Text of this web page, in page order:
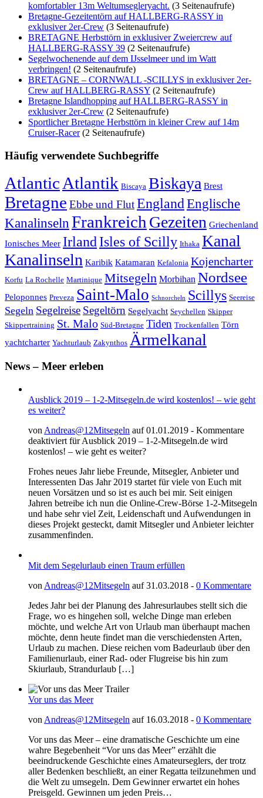
komfortabler 13m Weltumsegleryacht. (3 Seitenaufrufe)
Bretagne-Gezeitentörn auf HALLBERG-RASSY in
exklusiver 2er-Crew (3 Seitenaufrufe)
BRETAGNE Herbsttörn in exklusiver Zweiercrew auf
HALLBERG-RASSY 39 (2 Seitenaufrufe)
Segelwochenende auf dem IJsselmeer und im Watt
verbringen! (2 Seitenaufrufe)
BRETAGNE – CORNWALL -SCILLYS in exklusiver 2er-
Crew auf HALLBERG-RASSY (2 Seitenaufrufe)
Bretagne Islandhopping auf HALLBERG-RASSY in
exklusiver 2er-Crew (2 Seitenaufrufe)
Sportlicher Bretagne Herbsttörn in kleiner Crew auf 14m
Cruiser-Racer(2 Seitenaufrufe)
Häufig verwendete Suchbegriffe
Atlantic Atlantik Biscaya Biskaya Brest
Bretagne Ebbe und Flut EnglandEnglische
Kanalinseln Frankreich Gezeiten Griechenland
Ionisches Meer Irland Isles of Scilly Ithaka Kanal
Kanalinseln Karibik Katamaran Kefalonia Kojencharter
Korfu La Rochelle Martinique Mitsegeln Morbihan Nordsee
Peloponnes Preveza Saint-Malo Schnorcheln Scillys Seereise
Segeln Segelreise Segeltörn Segelyacht Seychellen Skipper
Skippertraining St. Malo Süd-Bretagne Tiden Trockenfallen Törn
yachtcharter Yachturlaub Zakynthos Ärmelkanal
News – Meer erleben
Ausblick 2019 – 1-2-Mitsegeln.de wird kostenlos! – wie geht
es weiter?
von Andreas@12Mitsegeln auf 01.01.2019 - Kommentare
deaktiviert für Ausblick 2019 – 1-2-Mitsegeln.de wird
kostenlos! – wie geht es weiter?
Frohes neues Jahr liebe Freunde, Mitsegler, Anbieter und
Interessenten Das Jahr 2019 startet für viele von Euch mit
neuen Vorsätzen und so ist es auch bei mir. Seit einigen
Jahren betreibe ich nun die Online-Crew-Börse 1-2-Mitsegeln
und habe sehr viel Zeit, Leidenschaft und Aufwendungen in
dieses Projekt gesteckt, damit Mitsegler und Anbieter leichter
zusammenfinden.
Mit dem Segelurlaub einen Traum erfüllen
von Andreas@12Mitsegeln auf 31.03.2018 - 0 Kommentare
Jedes Jahr bei der Planung des Jahresurlaubes stellt sich die
Frage, wo es hingehen soll, welche Dinge man erleben
möchte, und welche Art von Urlaub man überhaupt machen
möchte, denn heute findet man die verschiedensten Arten,
Urlaub zu machen. Diese reichen vom Badeurlaub über den
Familienurlaub, einer Rad- oder Flugreise bis hin zum
Skiurlaub, Strandurlaub […]
Vor uns das Meer
von Andreas@12Mitsegeln auf 16.03.2018 - 0 Kommentare
Vor uns das Meer – eine dramatische Geschichte um eine
wahre Begebenheit “Vor uns das Meer” erzählt die
beeindruckende Geschichte eines Amateurseglers, der trotz
aller Bedenken beschließt, an einer Regatta teilzunehmen und
die Welt zu umsegeln. Dem Gewinner erwartet ein hohes
Preisgeld. Gewinnen um jeden Preis…